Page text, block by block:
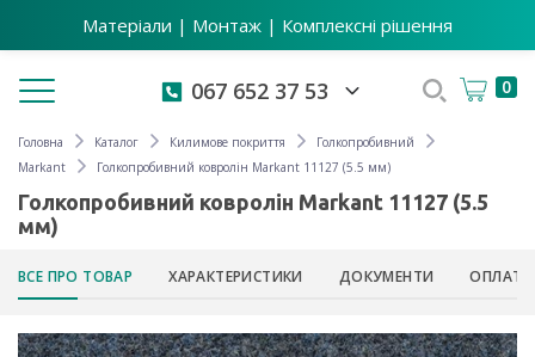
Матеріали | Монтаж | Комплексні рішення
Toggle navigation 067 652 37 53 0
Головна Каталог Килимове покриття
Голкопробивний
Markant
Голкопробивний ковролін Markant 11127 (5.5 мм)
Голкопробивний ковролін Markant 11127 (5.5
мм)
ВСЕ ПРО ТОВАР ХАРАКТЕРИСТИКИ ДОКУМЕНТИ ОПЛАТА